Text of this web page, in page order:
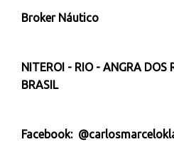
Broker Náutico
NITEROI - RIO - ANGRA
BRASIL
Facebook: